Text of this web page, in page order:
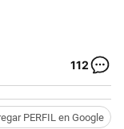
112
PERFIL en Google